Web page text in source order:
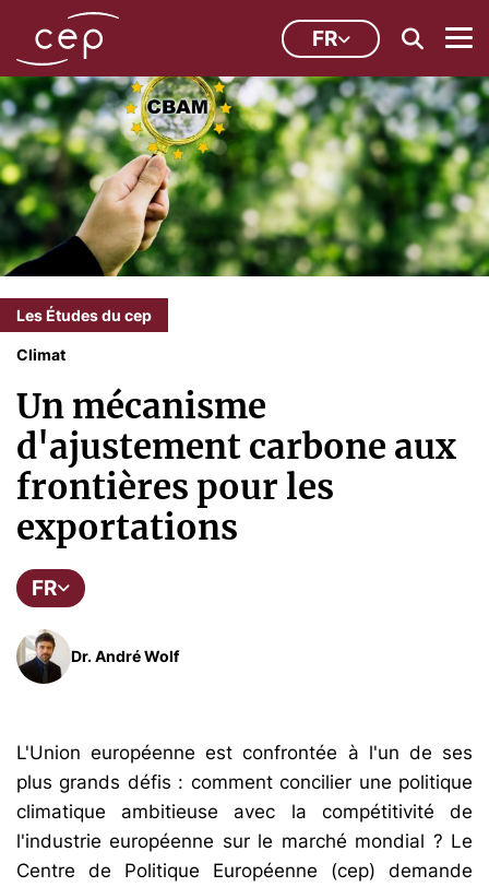
FR
Les Études du cep
Climat
Un mécanisme
d'ajustement carbone aux
frontières pour les
exportations
FR
Dr. André Wolf
L'Union européenne est confrontée à l'un de ses
plus grands défis : comment concilier une politique
climatique ambitieuse avec la compétitivité de
l'industrie européenne sur le marché mondial ? Le
Centre de Politique Européenne (cep) demande